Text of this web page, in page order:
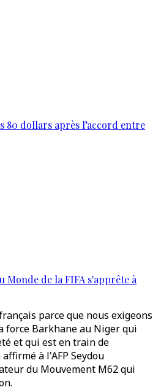
80 dollars après l’accord entre
Monde de la FIFA s'apprête à
parce que nous exigeons
force Barkhane au Niger qui
et qui est en train de
à l'AFP Seydou
du Mouvement M62 qui